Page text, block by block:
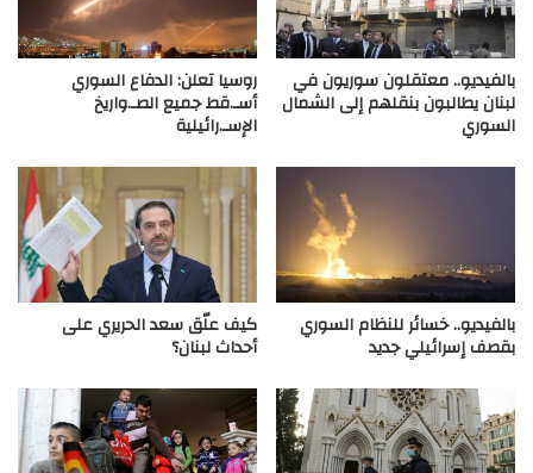
بالفيديو.. معتقلون سوريون في
لبنان يطالبون بنقلهم إلى الشمال
السوري
روسيا تعلن: الدفاع السوري
أسـ.قط جميع الصـ.واريخ
الإسـ.رائيلية
بالفيديو.. خسائر للنظام السوري
بقصف إسرائيلي جديد
كيف علّق سعد الحريري على
أحداث لبنان؟